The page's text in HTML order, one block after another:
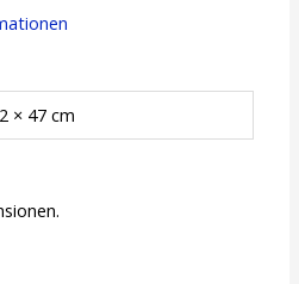
× 47 cm